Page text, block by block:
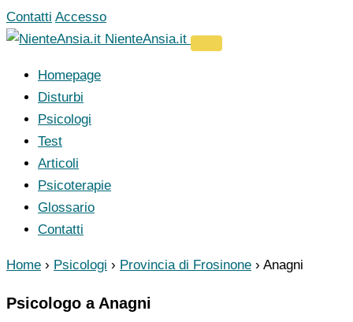
Vai
al
Contatti Accesso
NienteAnsia.it
Homepage
Disturbi
Psicologi
Test
Articoli
Psicoterapie
Glossario
Contatti
Home › Psicologi › Provincia di Frosinone › Anagni
Psicologo a Anagni